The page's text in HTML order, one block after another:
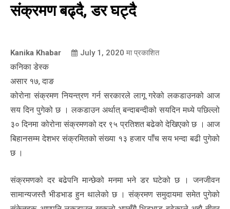
संक्रमण बढ्दै, डर घट्दै
Kanika Khabar July 1, 2020 मा प्रकाशित
कनिका डेस्क
असार १७, दाङ
कोरोना संक्रमण नियन्त्रण गर्न सरकारले लागू गरेको लकडाउनको आज
सय दिन पुगेको छ । लकडाउन अर्थात् बन्दाबन्दीको सयदिन मध्ये पछिल्लो
३० दिनमा कोरोना संक्रमणको दर ९५ प्रतिशत बढेको देखिएको छ । आज
बिहानसम्म देशभर संक्रमितको संख्या १३ हजार पाँच सय भन्दा बढी पुगेको
छ ।
संक्रमणको दर बढेपनि मान्छेको मनमा भने डर घटेको छ । जनजीवन
सामान्यजस्तै भीडभाड हुन थालेको छ । संक्रमण समुदायमा समेत पुगेको